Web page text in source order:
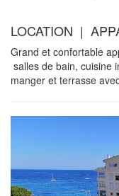
LOCATION |
Grand et confortable
salles de bain, cuisine
manger et terrasse